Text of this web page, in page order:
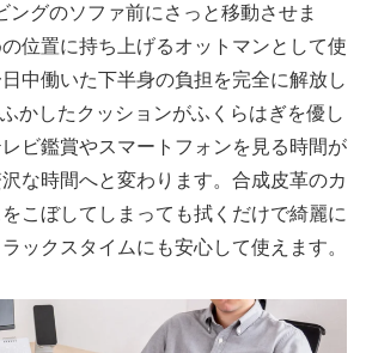
ングのソファ前にさっと移動させま
位置に持ち上げるオットマンとして使
中働いた下半身の負担を完全に解放し
かしたクッションがふくらはぎを優し
ビ鑑賞やスマートフォンを見る時間が
な時間へと変わります。合成皮革のカ
こぼしてしまっても拭くだけで綺麗に
ックスタイムにも安心して使えます。